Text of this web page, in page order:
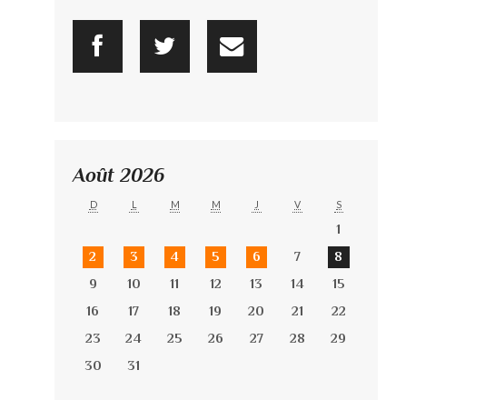
Août 2026
D L M M J V S
1
2
3 4 5 6 7
8
9
10 11 12 13 14
15
16
17 18 19 20 21
22
23
24 25 26 27 28
29
30
31